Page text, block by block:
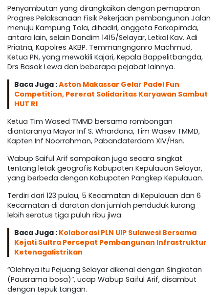
Penyambutan yang dirangkaikan dengan pemaparan
Progres Pelaksanaan Fisik Pekerjaan pembangunan Jalan
menuju Kampung Tola, dihadiri, anggota Forkopimda,
antara lain, selain Dandim 1415/Selayar, Letkol Kav. Adi
Priatna, Kapolres AKBP. Temmangnganro Machmud,
Ketua PN, yang mewakili Kajari, Kepala Bappelitbangda,
Drs Basok Lewa dan beberapa pejabat lainnya.
Baca Juga :Aston Makassar Gelar Padel Fun
Competition, Pererat Solidaritas Karyawan Sambut
HUT RI
Ketua Tim Wased TMMD bersama rombongan
diantaranya Mayor Inf S. Whardana, Tim Wasev TMMD,
Kapten Inf Noorrahman, Pabandaterdam XIV/Hsn.
Wabup Saiful Arif sampaikan juga secara singkat
tentang letak geografis Kabupaten Kepulauan Selayar,
yang berbeda dengan Kabupaten Pangkep Kepulauan.
Terdiri dari 123 pulau, 5 Kecamatan di Kepulauan dan 6
Kecamatan di daratan dan jumlah penduduk kurang
lebih seratus tiga puluh ribu jiwa.
Baca Juga : Kolaborasi PLN UIP Sulawesi Bersama
Kejati Sultra Percepat Pembangunan Infrastruktur
Ketenagalistrikan
“Olehnya itu Pejuang Selayar dikenal dengan Singkatan
(Pausrama bosa)”, ucap Wabup Saiful Arif, disambut
dengan tepuk tangan.